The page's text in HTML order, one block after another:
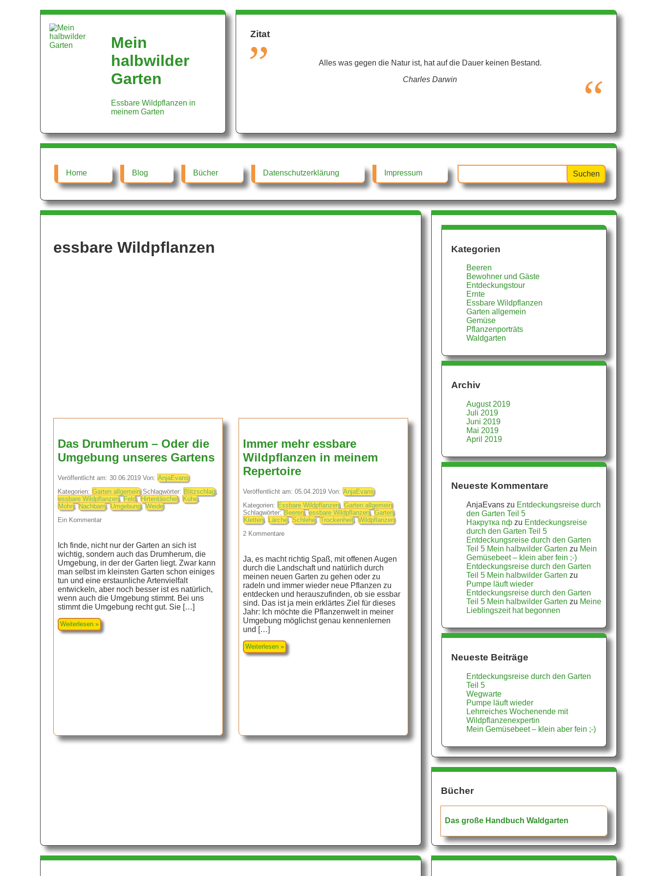
Mein
halbwilder
Garten
Essbare Wildpflanzen in
meinem Garten
Home Blog Bücher Datenschutzerklärung Impressum
essbare Wildpflanzen
Das Drumherum – Oder die
Umgebung unseres Gartens
Veröffentlicht am: 30.06.2019 Von: AnjaEvans
Kategorien: Garten allgemeinSchlagwörter: Blitzschlag,
essbare Wildpflanzen,Feld,Hirtentäschel, Kühe,
Mohn,Nachbarn,Umgebung,Weide
Ein Kommentar
Ich finde, nicht nur der Garten an sich ist
wichtig, sondern auch das Drumherum, die
Umgebung, in der der Garten liegt. Zwar kann
man selbst im kleinsten Garten schon einiges
tun und eine erstaunliche Artenvielfalt
entwickeln, aber noch besser ist es natürlich,
wenn auch die Umgebung stimmt. Bei uns
stimmt die Umgebung recht gut. Sie […]
Weiterlesen »
Immer mehr essbare
Wildpflanzen in meinem
Repertoire
Veröffentlicht am: 05.04.2019 Von: AnjaEvans
Kategorien: Essbare Wildpflanzen, Garten allgemein
Schlagwörter:Beeren,essbare Wildpflanzen,Garten,
Kletten, Lärche,Schlehe,Trockenheit,Wildpflanzen
2 Kommentare
Ja, es macht richtig Spaß, mit offenen Augen
durch die Landschaft und natürlich durch
meinen neuen Garten zu gehen oder zu
radeln und immer wieder neue Pflanzen zu
entdecken und herauszufinden, ob sie essbar
sind. Das ist ja mein erklärtes Ziel für dieses
Jahr: Ich möchte die Pflanzenwelt in meiner
Umgebung möglichst genau kennenlernen
und […]
Weiterlesen »
Zitat
Alles was gegen die Natur ist, hat auf die Dauer keinen Bestand.
Charles Darwin
Kategorien
Beeren
Bewohner und Gäste
Entdeckungstour
Ernte
Essbare Wildpflanzen
Garten allgemein
Gemüse
Pflanzenporträts
Waldgarten
Archiv
August 2019
Juli 2019
Juni 2019
Mai 2019
April 2019
Neueste Kommentare
AnjaEvans zu Entdeckungsreise durch
den Garten Teil 5
Накрутка пф zu Entdeckungsreise
durch den Garten Teil 5
Entdeckungsreise durch den Garten
Teil 5 Mein halbwilder Garten zu Mein
Gemüsebeet – klein aber fein ;-)
Entdeckungsreise durch den Garten
Teil 5 Mein halbwilder Garten zu
Pumpe läuft wieder
Entdeckungsreise durch den Garten
Teil 5 Mein halbwilder Garten zu Meine
Lieblingszeit hat begonnen
Neueste Beiträge
Entdeckungsreise durch den Garten
Teil 5
Wegwarte
Pumpe läuft wieder
Lehrreiches Wochenende mit
Wildpflanzenexpertin
Mein Gemüsebeet – klein aber fein ;-)
Bücher
Das große Handbuch Waldgarten